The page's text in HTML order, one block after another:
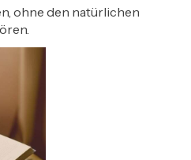
ohne den natürlichen